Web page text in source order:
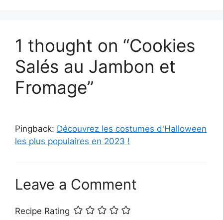
1 thought on “Cookies
Salés au Jambon et
Fromage”
Pingback: Découvrez les costumes d'Halloween
les plus populaires en 2023 !
Leave a Comment
Recipe Rating